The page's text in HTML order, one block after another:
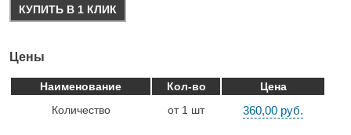
КУПИТЬ В 1 КЛИК
Цены
Наименование Кол-во
Цена
Количество
от 1 шт 360,00 руб.